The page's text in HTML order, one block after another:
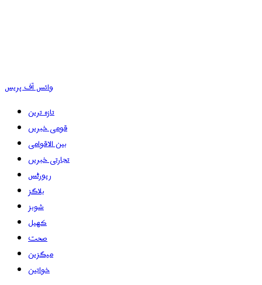
وائس آف پریس
تازہ ترین
قومی خبریں
بین الاقوامی
تجارتی خبریں
رپورٹس
بلاگز
شوبز
کھیل
صحت
میگزین
خواتین